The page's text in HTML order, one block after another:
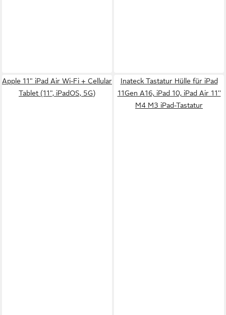
Apple 11" iPad Air Wi-Fi + Cellular
Tablet (11", iPadOS, 5G)
Inateck Tastatur Hülle für iPad
11Gen A16, iPad 10, iPad Air 11''
M4 M3 iPad-Tastatur